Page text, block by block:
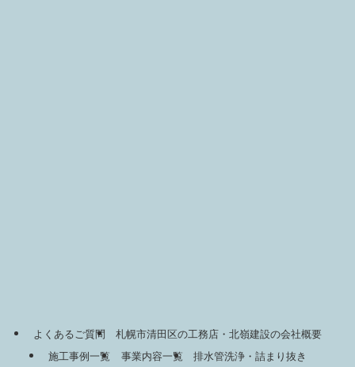
よくあるご質問
札幌市清田区の工務店・北嶺建設の会社概要
施工事例一覧
事業内容一覧 排水管洗浄・詰まり抜き